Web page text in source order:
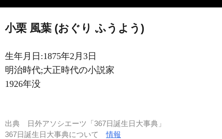
小栗 風葉 (おぐり ふうよう)
生年月日:1875年2月3日
明治時代;大正時代の小説家
1926年没
出典
日外アソシエーツ「367日誕生日大事典」
367日誕生日大事典について情報